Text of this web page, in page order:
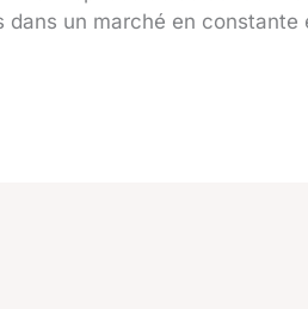
dans un marché en constante